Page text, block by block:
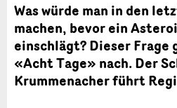
Was würde man in den
machen, bevor ein
einschlägt? Dieser Frage
«Acht Tage» nach. Der
Krummenacher führt